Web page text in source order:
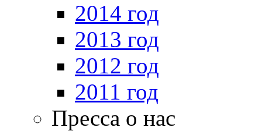
2014 год
2013 год
2012 год
2011 год
Пресса о нас